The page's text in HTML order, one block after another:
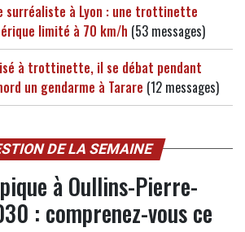
surréaliste à Lyon : une trottinette
limité à 70 km/h (53 messages)
à trottinette, il se débat pendant
un gendarme à Tarare (12 messages)
DE LA SEMAINE
à Oullins-Pierre-
: comprenez-vous ce